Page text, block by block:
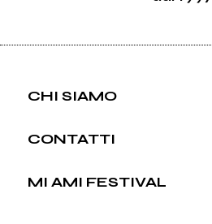
CHI SIAMO
CONTATTI
MI AMI FESTIVAL